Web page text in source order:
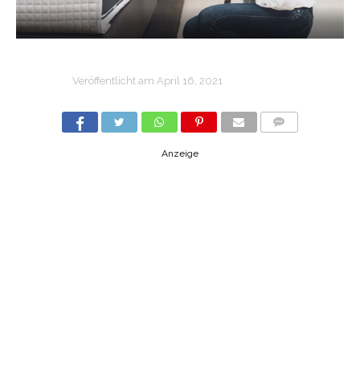
Veröffentlicht am April 16, 2021
Anzeige